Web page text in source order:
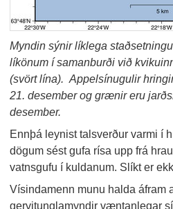
Myndin sýnir líklega
líkönum í samanburði við
(svört lína). Appelsínugulir
21. desember og grænir eru
desember.
Ennþá leynist talsverður varmi í
dögum sést gufa rísa upp frá
vatnsgufu í kuldanum. Slíkt er
Vísindamenn munu halda áfram
gervitunglamyndir væntanlegar